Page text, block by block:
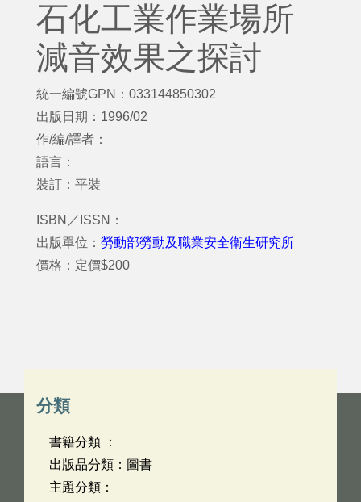
石化工業作業場所
減音效果之探討
統一編號GPN：033144850302
出版日期：1996/02
作/編/譯者：
語言：
裝訂：平裝
ISBN／ISSN：
出版單位： 勞動部勞動及職業安全衛生研究所
價格：定價$200
分類
書籍分類 ：
出版品分類：圖書
主題分類：